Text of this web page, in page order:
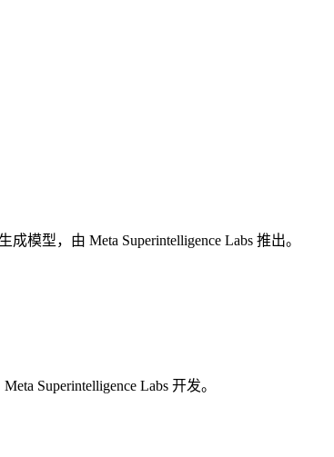
模型，由 Meta Superintelligence Labs 推出。
Superintelligence Labs 开发。